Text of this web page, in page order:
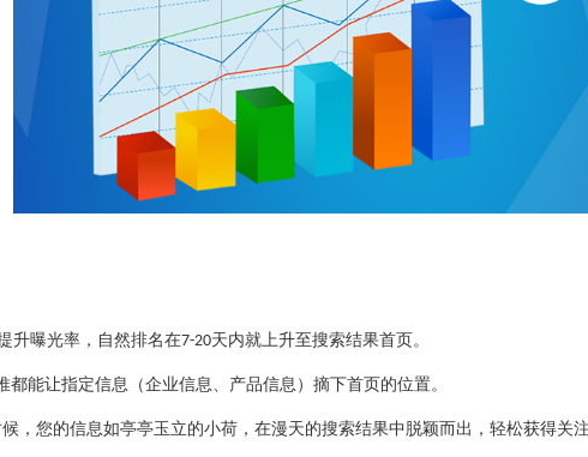
升曝光率，自然排名在7-20天内就上升至搜索结果首页。
能让指定信息（企业信息、产品信息）摘下首页的位置。
，您的信息如亭亭玉立的小荷，在漫天的搜索结果中脱颖而出，轻松获得关